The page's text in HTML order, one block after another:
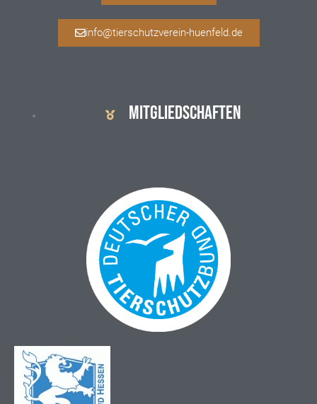
info@tierschutzverein-huenfeld.de
MITGLIEDSCHAFTEN